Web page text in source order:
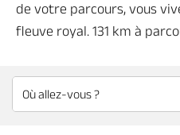
de votre parcours, vous
fleuve royal. 131 km à